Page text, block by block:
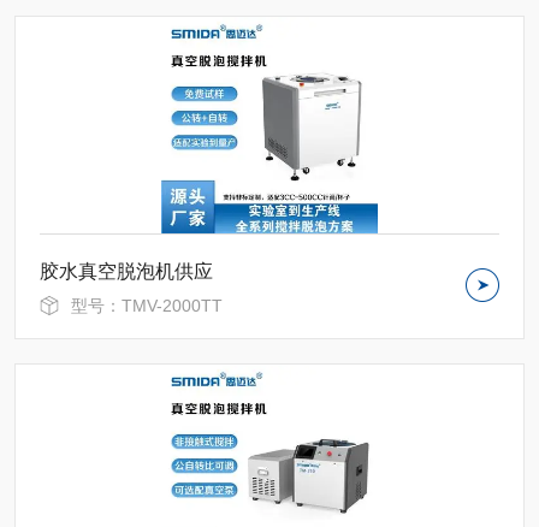
胶水真空脱泡机供应
型号：TMV-2000TT